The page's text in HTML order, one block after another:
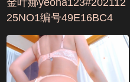
25NO1编号49E16BC4